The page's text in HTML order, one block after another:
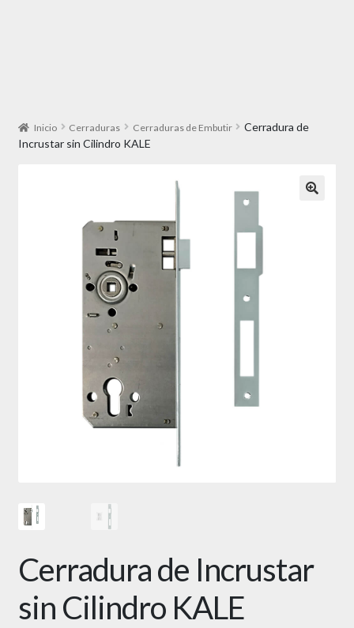
Inicio Cerraduras Cerraduras de Embutir
Cerradura de
Incrustar sin Cilindro KALE
Cerradura de Incrustar
sin Cilindro KALE